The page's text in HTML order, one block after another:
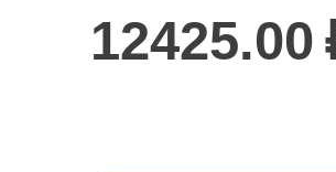
12425.00